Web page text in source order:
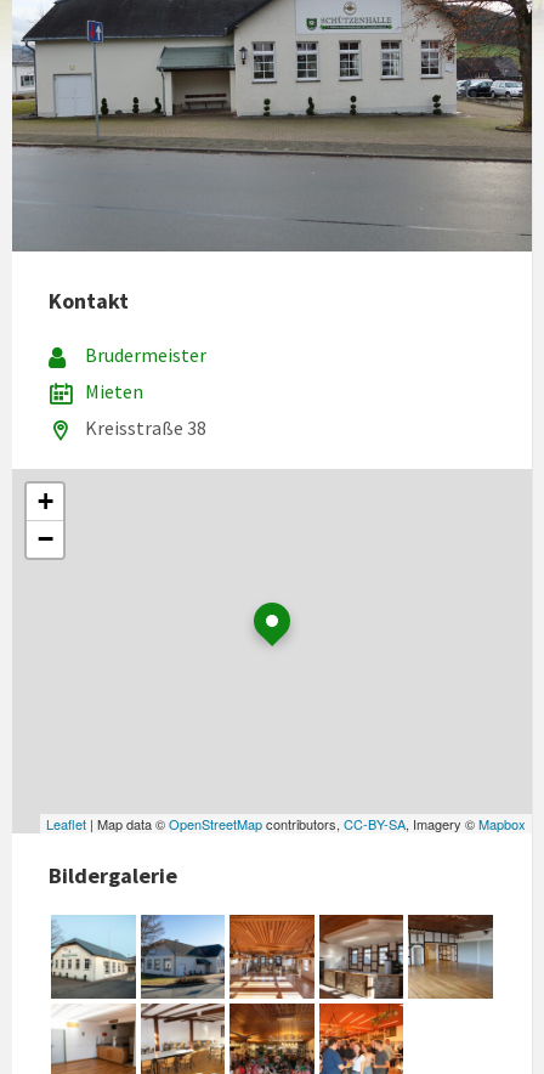
Kontakt
Brudermeister
Mieten
Kreisstraße 38
+
−
Leaflet | Map data ©OpenStreetMapcontributors, CC-BY-SA, Imagery ©Mapbox
Bildergalerie